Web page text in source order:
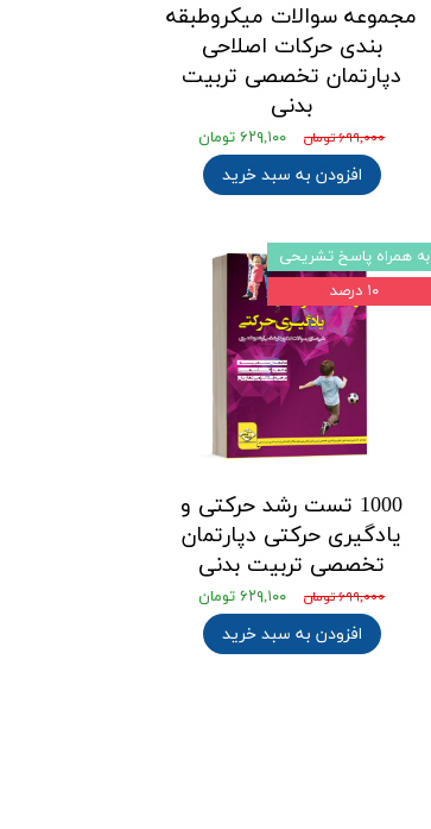
مجموعه سوالات میکروطبقه
بندی حرکات اصلاحی
دپارتمان تخصصی تربیت
بدنی
۶۹۹,۰۰۰ تومان ۶۲۹,۱۰۰ تومان
افزودن به سبد خرید
1000 تست رشد حرکتی و
یادگیری حرکتی دپارتمان
تخصصی تربیت بدنی
۶۹۹,۰۰۰ تومان ۶۲۹,۱۰۰ تومان
افزودن به سبد خرید
به همراه پاسخ تشریحی
۱۰ درصد